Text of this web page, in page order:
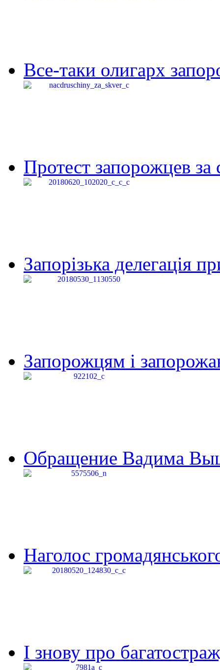
Все-таки олигарх
Протест запорожцев за
Запорізька делегація
Запорожцям і
Обращение Вадима
Наголос
І знову про